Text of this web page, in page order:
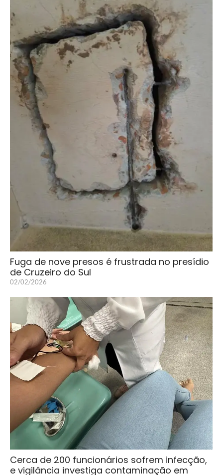
Fuga de nove presos é frustrada no presídio
de Cruzeiro do Sul
02/02/2026
Cerca de 200 funcionários sofrem infecção,
e vigilância investiga contaminação em